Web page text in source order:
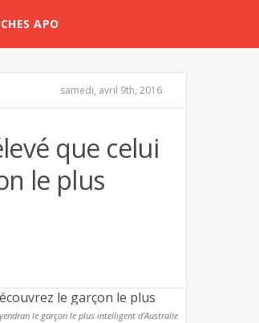
APO
samedi, avril 9th, 2016
que celui
le plus
le garçon le plus intelligent d’Australie